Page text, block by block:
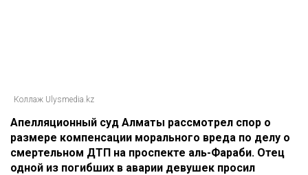
Коллаж Ulysmedia.kz
Апелляционный суд Алматы рассмотрел спор о
размере компенсации морального вреда по делу о
смертельном ДТП на проспекте аль-Фараби. Отец
одной из погибших в аварии девушек просил